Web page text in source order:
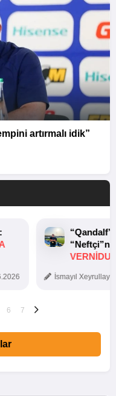
artırmalı idik”
İsmayıl
6 7